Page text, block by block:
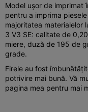
Model ușor de imprimat
pentru a imprima
majoritatea materialelor
3 V3 SE: calitate de
miere, duză de 195 de
grade.
Firele au fost
potrivire mai bună. Vă
pagina mea pentru mai